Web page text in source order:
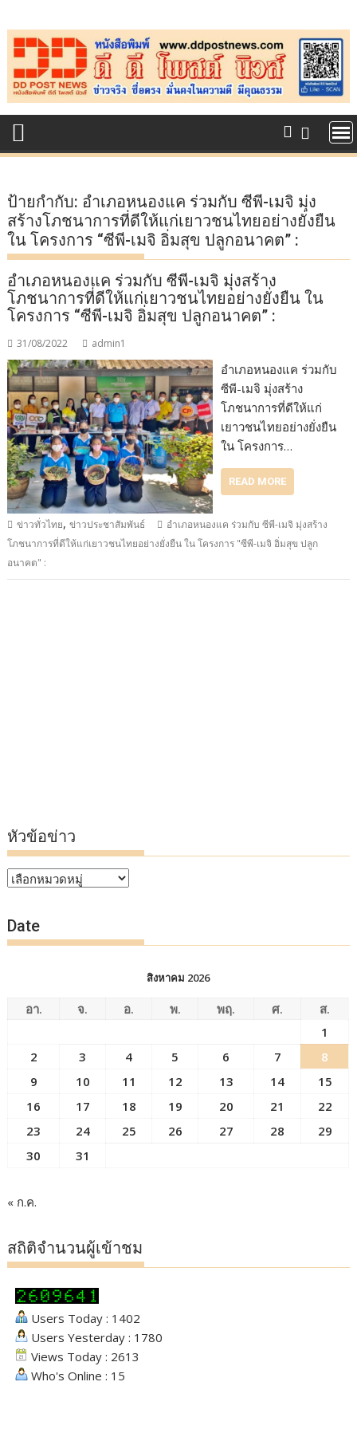
to
content
ป้ายกำกับ: อำเภอหนองแค ร่วมกับ ซีพี-เมจิ มุ่ง
สร้างโภชนาการที่ดีให้แก่เยาวชนไทยอย่างยั่งยืน
ใน โครงการ “ซีพี-เมจิ อิ่มสุข ปลูกอนาคต” :
อำเภอหนองแค ร่วมกับ ซีพี-เมจิ มุ่งสร้าง
โภชนาการที่ดีให้แก่เยาวชนไทยอย่างยั่งยืน ใน
โครงการ “ซีพี-เมจิ อิ่มสุข ปลูกอนาคต” :
31/08/2022 admin1
อำเภอหนองแค ร่วมกับ
ซีพี-เมจิ มุ่งสร้าง
โภชนาการที่ดีให้แก่
เยาวชนไทยอย่างยั่งยืน
ใน โครงการ…
READ MORE
ข่าวทั่วไทย,ข่าวประชาสัมพันธ์
อำเภอหนองแค ร่วมกับ ซีพี-เมจิ มุ่งสร้าง
โภชนาการที่ดีให้แก่เยาวชนไทยอย่างยั่งยืน ใน โครงการ "ซีพี-เมจิ อิ่มสุข ปลูก
อนาคต" :
หัวข้อข่าว
หัวข้อ
Date
สิงหาคม 2026
อา. จ. อ. พ. พฤ. ศ.
ส.
1
2
3 4 5 6 7
8
9
10 11 12 13 14
15
16
17 18 19 20 21
22
23
24 25 26 27 28
29
30
31
« ก.ค.
สถิติจำนวนผู้เข้าชม
Users Today : 1402
Users Yesterday : 1780
Views Today : 2613
Who's Online : 15